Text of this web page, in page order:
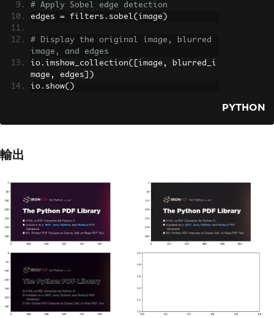
# Apply Sobel edge detection
edges = filters . sobel( image )
# Display the original image, blurred
image, and edges
io . imshow_collection([ image ,
blurred_i
mage , edges ])
io . show()
PYTHON
輸出